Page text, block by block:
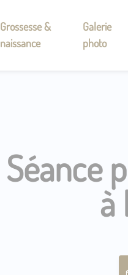
Grossesse &
naissance
Galerie
photo
Séance
à